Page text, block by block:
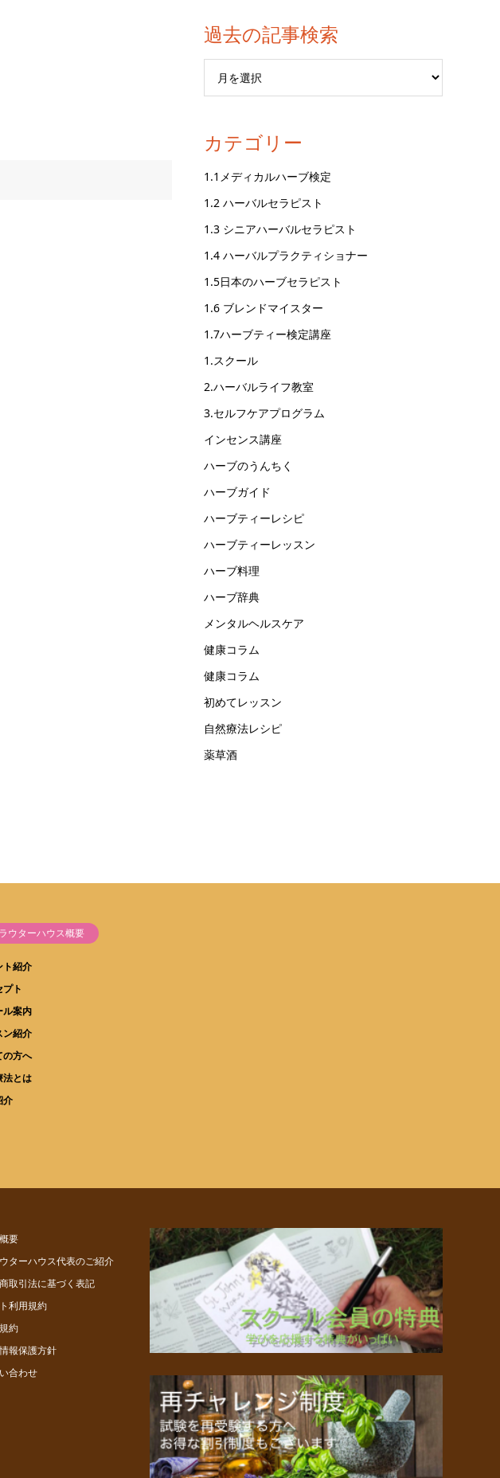
過去の記事検索
カテゴリー
1.1メディカルハーブ検定
1.2 ハーバルセラピスト
1.3 シニアハーバルセラピスト
1.4 ハーバルプラクティショナー
1.5日本のハーブセラピスト
1.6 ブレンドマイスター
1.7ハーブティー検定講座
1.スクール
2.ハーバルライフ教室
3.セルフケアプログラム
インセンス講座
ハーブのうんちく
ハーブガイド
ハーブティーレシピ
ハーブティーレッスン
ハーブ料理
ハーブ辞典
メンタルヘルスケア
健康コラム
健康コラム
初めてレッスン
自然療法レシピ
薬草酒
ウターハウス概要
ト紹介
プト
ル案内
ン紹介
の方へ
法とは
介
要
ターハウス代表のご紹介
取引法に基づく表記
利用規約
約
報保護方針
合わせ